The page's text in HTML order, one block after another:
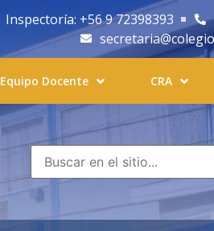
Inspectoría: +56 9 72398393
Equipo Docente CRA